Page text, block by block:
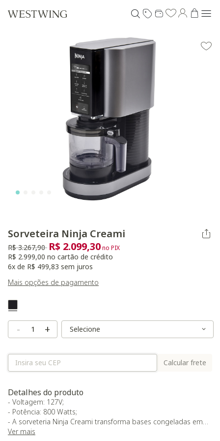
Sorveteira Ninja Creami
Preço reduzido de
R$ 3.267,90 para
R$ 2.099,30no PIX
R$ 2.999,00 no cartão de crédito
6x de R$ 499,83 sem juros
Mais opções de pagamento
Selected
- + Variant Size
Variant Size
Calcular frete
Detalhes do produto
- Voltagem: 127V;
- Potência: 800 Watts;
- A sorveteria Ninja Creami transforma bases congeladas em
sorvetes, gelatos, sorbets, milkshakes e muito mais com o
Ver mais